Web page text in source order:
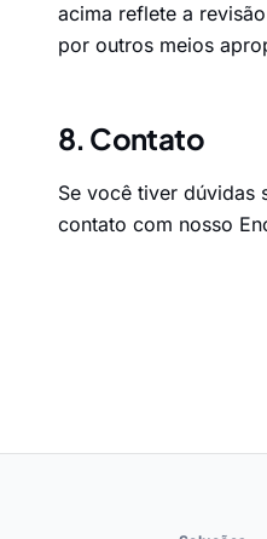
acima reflete a
por outros meios
8. Contato
Se você tiver dúvidas
contato com nosso